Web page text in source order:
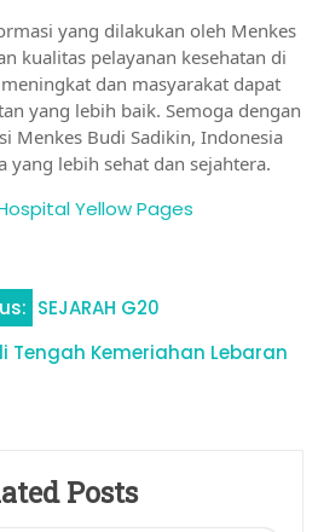
yang dilakukan oleh Menkes
kualitas pelayanan kesehatan di
dan masyarakat dapat
yang lebih baik. Semoga dengan
Menkes Budi Sadikin, Indonesia
yang lebih sehat dan sejahtera.
Yellow Pages
SEJARAH G20
Tengah Kemeriahan Lebaran
Posts